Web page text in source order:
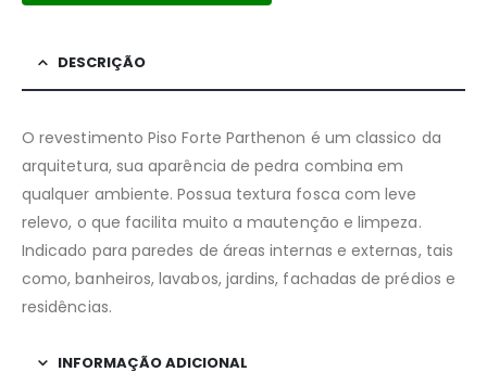
DESCRIÇÃO
O revestimento Piso Forte Parthenon é um classico da
arquitetura, sua aparência de pedra combina em
qualquer ambiente. Possua textura fosca com leve
relevo, o que facilita muito a mautenção e limpeza.
Indicado para paredes de áreas internas e externas, tais
como, banheiros, lavabos, jardins, fachadas de prédios e
residências.
INFORMAÇÃO ADICIONAL